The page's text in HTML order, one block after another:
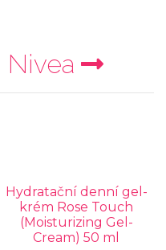
Nivea
Hydratační denní gel-
krém Rose Touch
(Moisturizing Gel-
Cream) 50 ml